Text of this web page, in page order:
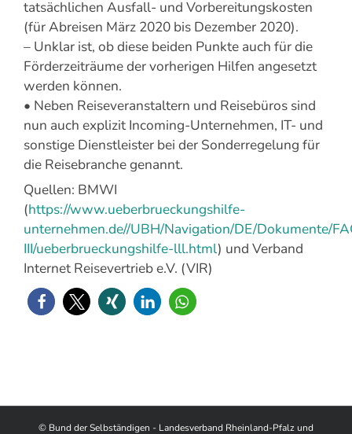
tatsächlichen Ausfall- und Vorbereitungskosten
(für Abreisen März 2020 bis Dezember 2020).
– Unklar ist, ob diese beiden Punkte auch für die
Förderzeiträume der vorherigen Hilfen angesetzt
werden können.
• Neben Reiseveranstaltern und Reisebüros sind
nun auch explizit Incoming-Unternehmen, IT- und
sonstige Dienstleister bei der Sonderregelung für
die Reisebranche genannt.
Quellen: BMWI
(https://www.ueberbrueckungshilfe-
unternehmen.de//UBH/Navigation/DE/Dokumente/
III/ueberbrueckungshilfe-lll.html) und Verband
Internet Reisevertrieb e.V. (VIR)
© Bund der Selbständigen - Landesverband Rheinland-Pfalz und